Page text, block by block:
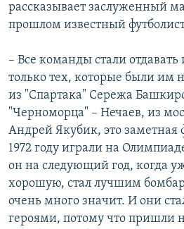
рассказывает заслуженный
прошлом известный
– Все команды стали
только тех, которые были
из "Спартака" Сережа
"Черноморца" – Нечаев, из
Андрей Якубик, это
1972 году играли на
он на следующий год, когда
хорошую, стал лучшим
очень много значит. И они
героями, потому что пришли